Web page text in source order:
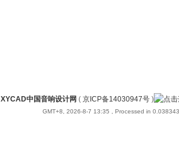
XYCAD中国音响设计网 ( 京ICP备14030947号 )
GMT+8, 2026-8-7 13:35 , Processed in